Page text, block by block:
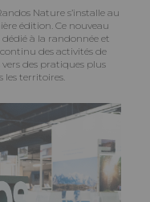
Nature s’installe au
édition. Ce nouveau
à la randonnée et
des activités de
des pratiques plus
les territoires.